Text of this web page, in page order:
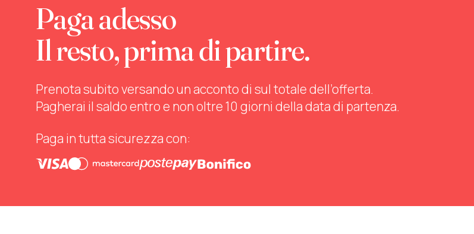
Paga adesso
Il resto, prima di partire.
Prenota subito versando un acconto di sul totale dell’offerta.
Pagherai il saldo entro e non oltre 10 giorni della data di partenza.
Paga in tutta sicurezza con: